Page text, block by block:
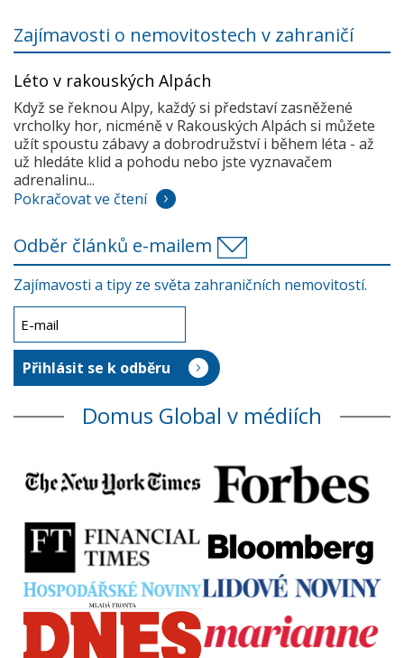
Zajímavosti o nemovitostech v zahraničí
Léto v rakouských Alpách
Když se řeknou Alpy, každý si představí zasněžené
vrcholky hor, nicméně v Rakouských Alpách si můžete
užít spoustu zábavy a dobrodružství i během léta - až
už hledáte klid a pohodu nebo jste vyznavačem
adrenalinu...
Pokračovat ve čtení
Odběr článků e-mailem
Zajímavosti a tipy ze světa zahraničních nemovitostí.
Domus Global v médiích